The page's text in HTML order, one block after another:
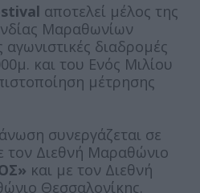
αποτελεί μέλος της
Μαραθωνίων
διαδρομές
και του Ενός Μιλίου
μέτρησης
συνεργάζεται σε
τον Διεθνή Μαραθώνιο
και με τον Διεθνή
Θεσσαλονίκης.